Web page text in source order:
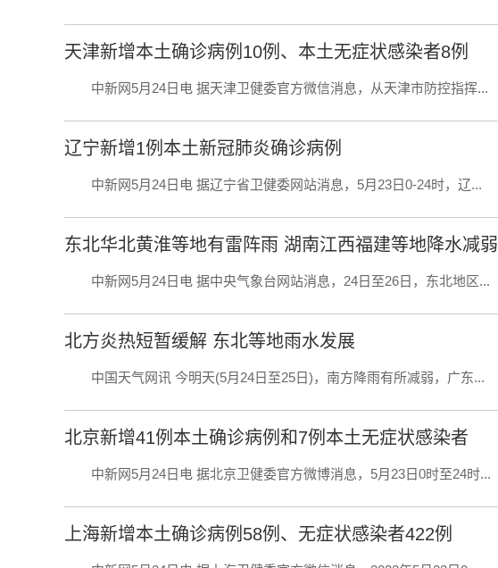
天津新增本土确诊病例10例、本土无症状感染者8例
中新网5月24日电 据天津卫健委官方微信消息，从天津市防控指挥...
辽宁新增1例本土新冠肺炎确诊病例
中新网5月24日电 据辽宁省卫健委网站消息，5月23日0-24时，辽...
东北华北黄淮等地有雷阵雨 湖南江西福建等地降水减弱
中新网5月24日电 据中央气象台网站消息，24日至26日，东北地区...
北方炎热短暂缓解 东北等地雨水发展
中国天气网讯 今明天(5月24日至25日)，南方降雨有所减弱，广东...
北京新增41例本土确诊病例和7例本土无症状感染者
中新网5月24日电 据北京卫健委官方微博消息，5月23日0时至24时...
上海新增本土确诊病例58例、无症状感染者422例